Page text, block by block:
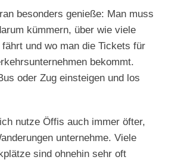
besonders genieße: Man muss
kümmern, über wie viele
fährt und wo man die Tickets für
bekommt.
oder Zug einsteigen und los
nutze Öffis auch immer öfter,
unternehme. Viele
sind ohnehin sehr oft